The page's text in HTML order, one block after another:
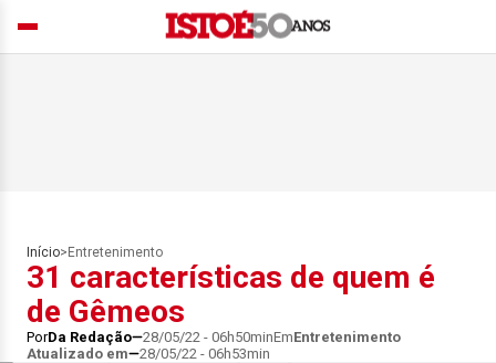
Início> Entretenimento
31 características de quem é
de Gêmeos
PorDa Redação 28/05/22 - 06h50minEmEntretenimento
Atualizado em
28/05/22 - 06h53min